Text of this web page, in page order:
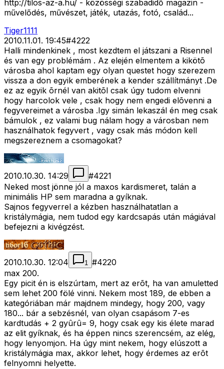
http://tilos-az-a.hu/ - közösségi szabadidő magazin -
művelődés, művészet, játék, utazás, fotó, család...
Tiger1111
2010.11.01. 19:45#4222
Halli mindenkinek , most kezdtem el játszani a Risennel
és van egy problémám . Az elején elmentem a kikötõ
városba ahol kaptam egy olyan questet hogy szerezem
vissza a don egyik emberének a kender szállítmányt .De
ez az egyik õrnél van akitõl csak úgy tudom elvenni
hogy harcolok vele , csak hogy nem engedi elõvenni a
fegyvereimet a városba .Igy simán lekaszál én meg csak
bámulok , ez valami bug nálam hogy a városban nem
használhatok fegyvert , vagy csak más módon kell
megszereznem a csomagokat?
2010.10.30. 14:29 #4221
Neked most jönne jól a maxos kardismeret, talán a
minimális HP sem maradna a gyíknak.
Sajnos fegyverrel a kézben használhatatlan a
kristálymágia, nem tudod egy kardcsapás után mágiával
befejezni a kivégzést.
2010.10.30. 12:04 1 #4220
max 200.
Egy picit én is elszúrtam, mert az erõt, ha van amuletted
sem lehet 200 fölé vinni. Nekem most 189, de ebben a
kategóriában már majdnem mindegy, hogy 200, vagy
180... bár a sebzésnél, van olyan csapásom 7-es
kardtudás + 2 gyûrû= 9, hogy csak egy kis élete marad
az elit gyíknak, és ha éppen nincs szerencsém, az elég,
hogy lenyomjon. Ha úgy mint nekem, hogy elúszott a
kristálymágia max, akkor lehet, hogy érdemes az erõt
felnyomni helyette.